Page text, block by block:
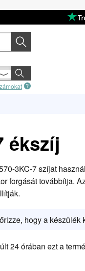
ékszíj
3KC-7 szíjat
forgását továbbítja.
hogy a készülék
24 órában ezt a